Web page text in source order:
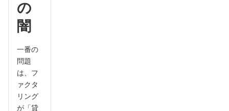
の
闇
一番の
問題
は、フ
ァクタ
リング
が「貸